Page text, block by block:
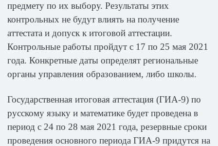
предмету по их выбору. Результаты этих
контрольных не будут влиять на получение
аттестата и допуск к итоговой аттестации.
Контрольные работы пройдут с 17 по 25 мая 2021
года. Конкретные даты определят региональные
органы управления образованием, либо школы.
Государственная итоговая аттестация (ГИА-9) по
русскому языку и математике будет проведена в
период с 24 по 28 мая 2021 года, резервные сроки
проведения основного периода ГИА-9 придутся на